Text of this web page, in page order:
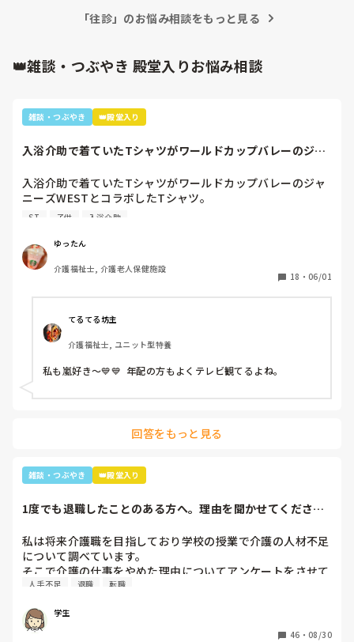
事なのは分かっていますが、ですがここまで往診中だからあ
他の施設の方のご意見伺えたらと思います。
「往診」のお悩み相談をもっと見る
👑雑談・つぶやき 殿堂入りお悩み相談
雑談・つぶやき 👑殿堂入り
入浴介助で着ていたTシャツがワールドカップバレーのジャ
入浴介助で着ていたTシャツがワールドカップバレーのジャ
ニーズWESTとコラボしたTシャツ。
暑いししんどいから、せめて好きなTシャツを着て介助しよ
別のフロアの利用者さん達で私はリフト浴の介助をしている
と「可愛いTシャツね☺️」と言われ「そうでしょ？去年のバ
レーボールの世界大会で好きなアイドル達が応援してて、グ
ーズ…(きっとWESTの読み方分からなかった)あなたジャニ
ーズが好きなのね😊」と。
大好きと伝えると「私もよ、あなた嵐は好き？」と聞かれ、
1番好きと伝えると利用者さんが嵐のメンバー3人の名前を言
っていき「後2人…。どないしよ、あと2人名前がでてけぇへ
んわ😩」と言うと近くの利用者さんが「櫻井くんと二宮くん
や」と😂😂
ムタクしか居ないこと、SMAPは解散してしまった事等伝え
言いやん😊」と(笑)
そこから利用者さんは「キムタクは工藤静香と結婚したんや
最初の嵐で私のジャニオタスイッチを破壊してきたので、入
員がその利用者さんに「この子にその話したら永遠に話すか
らあかんよ(笑)」と言われるほど(笑)
年齢や認知症の事を考えても、嵐のメンバー3人とキムタク
が誰と結婚したのか覚えていた事に驚きながらも嬉しかった
ST 子供 入浴介助
ゆったん
介護福祉士, 介護老人保健施設
18 ・ 06/01
てるてる坊主
介護福祉士, ユニット型特養
私も嵐好き～💙💙  年配の方もよくテレビ観てるよね。
回答をもっと見る
雑談・つぶやき 👑殿堂入り
1度でも退職したことのある方へ。理由を聞かせてくださ
私は将来介護職を目指しており学校の授業で介護の人材不足
について調べています。
そこで介護の仕事をやめた理由についてアンケートをさせて
いただきたいです。(賃金が低い、重労働、人間関係など)
などでも教えていただけると助かります。
ご協力お願いします🙇🏻‍♀️
人手不足 退職 転職
学生
46 ・ 08/30